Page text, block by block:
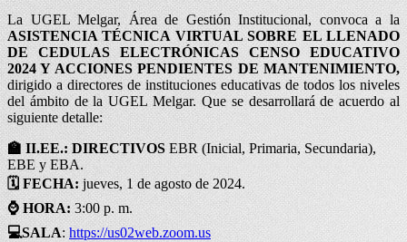
La UGEL Melgar, Área de Gestión Institucional, convoca a la
ASISTENCIA TÉCNICA VIRTUAL SOBRE EL LLENADO
DE CEDULAS ELECTRÓNICAS CENSO EDUCATIVO
2024 Y ACCIONES PENDIENTES DE MANTENIMIENTO,
dirigido a directores de instituciones educativas de todos los niveles
del ámbito de la UGEL Melgar. Que se desarrollará de acuerdo al
siguiente detalle:
🏫 II.EE.: DIRECTIVOS EBR (Inicial, Primaria, Secundaria),
EBE y EBA.
🗓️ FECHA:jueves, 1 de agosto de 2024.
⌚ HORA:3:00 p. m.
💻SALA: https://us02web.zoom.us